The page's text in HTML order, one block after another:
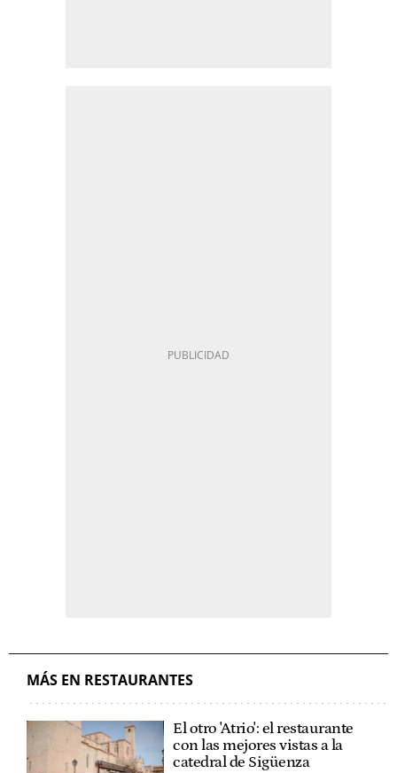
MÁS EN RESTAURANTES
El otro 'Atrio': el restaurante
con las mejores vistas a la
catedral de Sigüenza